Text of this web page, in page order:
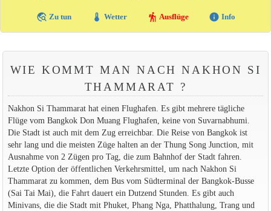
travel_explore Zu tun thermostat Wetter hiking Ausflüge info Info
WIE KOMMT MAN NACH NAKHON SI
THAMMARAT ?
Nakhon Si Thammarat hat einen Flughafen. Es gibt mehrere tägliche
Flüge vom Bangkok Don Muang Flughafen, keine von Suvarnabhumi.
Die Stadt ist auch mit dem Zug erreichbar. Die Reise von Bangkok ist
sehr lang und die meisten Züge halten an der Thung Song Junction, mit
Ausnahme von 2 Zügen pro Tag, die zum Bahnhof der Stadt fahren.
Letzte Option der öffentlichen Verkehrsmittel, um nach Nakhon Si
Thammarat zu kommen, dem Bus vom Südterminal der Bangkok-Busse
(Sai Tai Mai), die Fahrt dauert ein Dutzend Stunden. Es gibt auch
Minivans, die die Stadt mit Phuket, Phang Nga, Phatthalung, Trang und